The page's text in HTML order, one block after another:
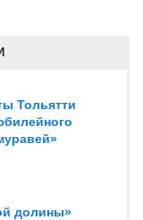
Тольятти
долины»